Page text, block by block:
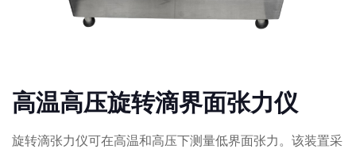
高温高压旋转滴界面张力仪
旋转滴张力仪可在高温和高压下测量低界面张力。该装置采